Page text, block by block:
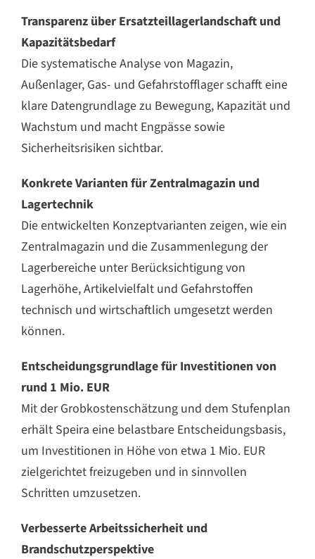
Transparenz über Ersatzteillagerlandschaft und
Kapazitätsbedarf
Die systematische Analyse von Magazin,
Außenlager, Gas- und Gefahrstofflager schafft eine
klare Datengrundlage zu Bewegung, Kapazität und
Wachstum und macht Engpässe sowie
Sicherheitsrisiken sichtbar.
Konkrete Varianten für Zentralmagazin und
Lagertechnik
Die entwickelten Konzeptvarianten zeigen, wie ein
Zentralmagazin und die Zusammenlegung der
Lagerbereiche unter Berücksichtigung von
Lagerhöhe, Artikelvielfalt und Gefahrstoffen
technisch und wirtschaftlich umgesetzt werden
können.
Entscheidungsgrundlage für Investitionen von
rund 1 Mio. EUR
Mit der Grobkostenschätzung und dem Stufenplan
erhält Speira eine belastbare Entscheidungsbasis,
um Investitionen in Höhe von etwa 1 Mio. EUR
zielgerichtet freizugeben und in sinnvollen
Schritten umzusetzen.
Verbesserte Arbeitssicherheit und
Brandschutzperspektive